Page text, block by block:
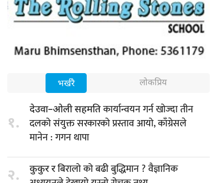
भर्खरै लोकप्रिय
१.
देउवा–ओली सहमतिकार्यान्वयन गर्न खोज्दा तीन
दलको संयुक्त सरकारको प्रस्ताव आयो, काँग्रेसले
मानेन : गगन थापा
२. कुकुर रबिरालो को बढी बुद्धिमान ? वैज्ञानिक